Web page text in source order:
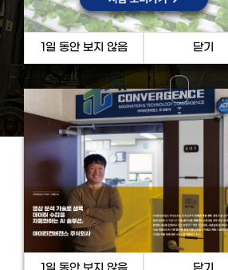
VIEW MORE
&